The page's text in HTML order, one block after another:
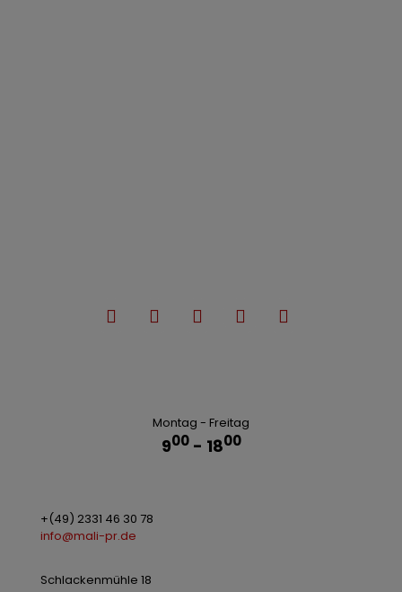
Montag - Freitag
900- 1800
+(49) 2331 46 30 78
info@mali-pr.de
Schlackenmühle 18